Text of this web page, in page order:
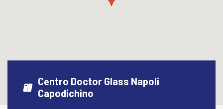
Centro Doctor Glass Napoli
Capodichino